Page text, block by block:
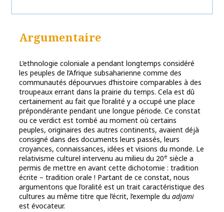
Argumentaire
L’ethnologie coloniale a pendant longtemps considéré
les peuples de l’Afrique subsaharienne comme des
communautés dépourvues d’histoire comparables à des
troupeaux errant dans la prairie du temps. Cela est dû
certainement au fait que l’oralité y a occupé une place
prépondérante pendant une longue période. Ce constat
ou ce verdict est tombé au moment où certains
peuples, originaires des autres continents, avaient déjà
consigné dans des documents leurs passés, leurs
croyances, connaissances, idées et visions du monde. Le
relativisme culturel intervenu au milieu du 20e siècle a
permis de mettre en avant cette dichotomie : tradition
écrite – tradition orale ! Partant de ce constat, nous
argumentons que l’oralité est un trait caractéristique des
cultures au même titre que l’écrit, l’exemple du adjami
est évocateur.